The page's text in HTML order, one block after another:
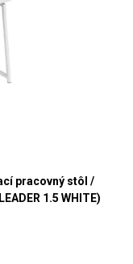
pracovný stôl /
1.5 WHITE)